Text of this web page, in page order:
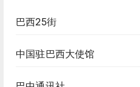
巴西25街
中国驻巴西大使馆